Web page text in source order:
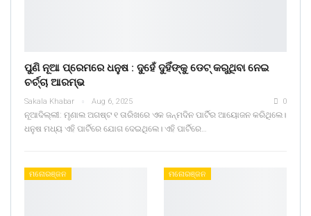
ପୁଣି ନୂଆ ପ୍ରେମରେ ଧନୁଷ : ଦୁହେଁ ଦୁହିଁଙ୍କୁ ଡେଟ୍ କରୁଥିବା ନେଇ
ଚର୍ଚ୍ଚା ଆରମ୍ଭ
Sakala Khabar Aug 6, 2025 0
ନୂଆଦିଲ୍ଲୀ: ମୃଣାଲ ଅଗଷ୍ଟ ୧ ତାରିଖରେ ଏକ ଜନ୍ମଦିନ ପାର୍ଟିର ଆୟୋଜନ କରିଥିଲେ।
ଧନୁଷ ମଧ୍ୟ ଏହି ପାର୍ଟିରେ ଯୋଗ ଦେଇଥିଲେ। ଏହି ପାର୍ଟିରେ…
ମନୋରଞ୍ଜନ ମନୋରଞ୍ଜନ